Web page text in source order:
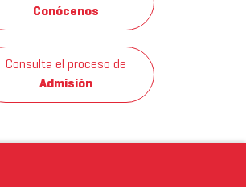
Conócenos
Consulta el proceso de
Admisión